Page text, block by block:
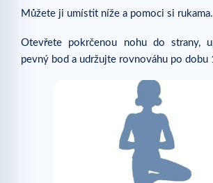
Můžete ji umístit níže a pomoci si rukama.
Otevřete pokrčenou nohu do strany,
pevný bod a udržujte rovnováhu po dobu